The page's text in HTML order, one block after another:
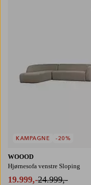
WOOOD
Hjørnesofa venstre Sloping
19.999,-24.999,-
KAMPAGNE -20%